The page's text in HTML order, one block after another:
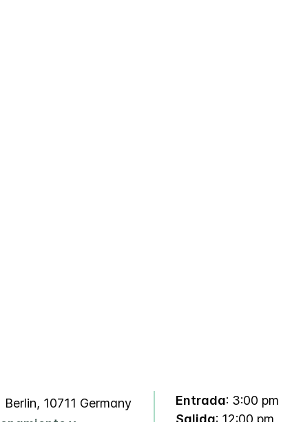
Berlin, 10711 Germany
Entrada: 3:00 pm
Salida: 12:00 pm